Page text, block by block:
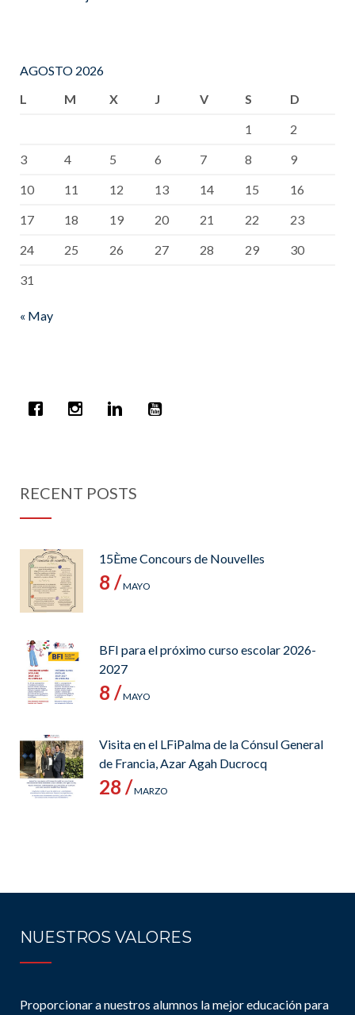
AGOSTO 2026
L
M X J V S
D
1
2
3
4 5 6 7 8
9
10
11 12 13 14 15
16
17
18 19 20 21 22
23
24
25 26 27 28 29
30
31
« May
RECENT POSTS
15Ème Concours de Nouvelles
8 /MAYO
BFI para el próximo curso escolar 2026-
2027
8 /MAYO
Visita en el LFiPalma de la Cónsul General
de Francia, Azar Agah Ducrocq
28 /MARZO
NUESTROS VALORES
Proporcionar a nuestros alumnos la mejor educación para